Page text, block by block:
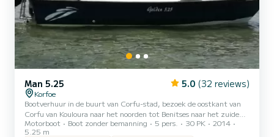
Man 5.25 5.0 (32 reviews)
Korfoe
Bootverhuur in de buurt van Corfu-stad, bezoek de oostkant van
Corfu van Kouloura naar het noorden tot Benitses naar het zuiden.
Wees een kapitein voor een dag.
Motorboot Boot zonder bemanning 5 pers. 30 PK
2014
5.25 m